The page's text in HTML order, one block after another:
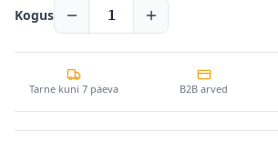
Kogus 1
Tarne kuni 7 päeva B2B arved